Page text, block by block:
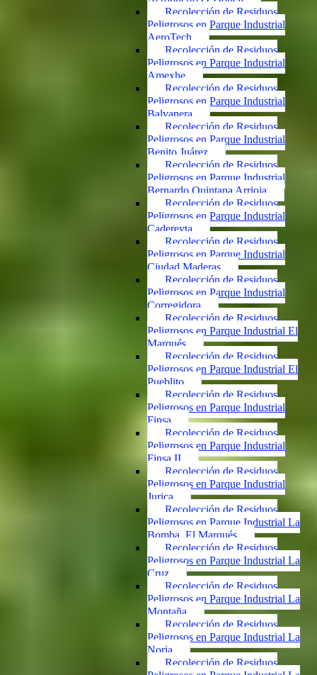
Recolección de Residuos
Peligrosos en Parque Industrial
AeroTech
Recolección de Residuos
Peligrosos en Parque Industrial
Amexhe
Recolección de Residuos
Peligrosos en Parque Industrial
Balvanera
Recolección de Residuos
Peligrosos en Parque Industrial
Benito Juárez
Recolección de Residuos
Peligrosos en Parque Industrial
Bernardo Quintana Arrioja
Recolección de Residuos
Peligrosos en Parque Industrial
Cadereyta
Recolección de Residuos
Peligrosos en Parque Industrial
Ciudad Maderas
Recolección de Residuos
Peligrosos en Parque Industrial
Corregidora
Recolección de Residuos
Peligrosos en Parque Industrial El
Marqués
Recolección de Residuos
Peligrosos en Parque Industrial El
Pueblito
Recolección de Residuos
Peligrosos en Parque Industrial
Finsa
Recolección de Residuos
Peligrosos en Parque Industrial
Finsa II
Recolección de Residuos
Peligrosos en Parque Industrial
Jurica
Recolección de Residuos
Peligrosos en Parque Industrial La
Bomba, El Marqués
Recolección de Residuos
Peligrosos en Parque Industrial La
Cruz
Recolección de Residuos
Peligrosos en Parque Industrial La
Montaña
Recolección de Residuos
Peligrosos en Parque Industrial La
Noria
Recolección de Residuos